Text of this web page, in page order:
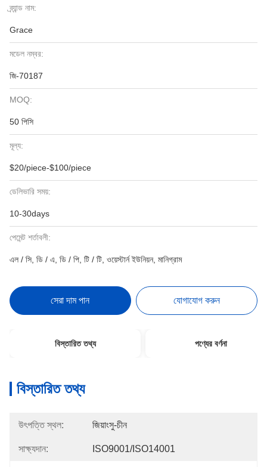
ব্র্যান্ড নাম:
Grace
মডেল নম্বর:
জি-70187
MOQ:
50 পিসি
মূল্য:
$20/piece-$100/piece
ডেলিভারি সময়:
10-30days
পেমেন্ট শর্তাবলী:
এল / সি, ডি / এ, ডি / পি, টি / টি, ওয়েস্টার্ন ইউনিয়ন, মানিগ্রাম
সেরা দাম পান যোগাযোগ করুন
বিস্তারিত তথ্য পণ্যের বর্ণনা
বিস্তারিত তথ্য
উৎপত্তি স্থল: জিয়াংসু-চীন
সাক্ষ্যদান: ISO9001/ISO14001